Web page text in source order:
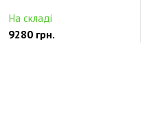
На складі
9280 грн.